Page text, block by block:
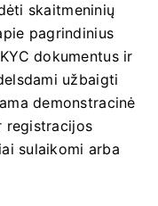
skaitmeninių
pagrindinius
dokumentus ir
užbaigti
demonstracinė
registracijos
sulaikomi arba